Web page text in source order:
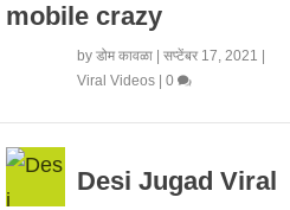
mobile crazy
by डोम कावळा| सप्टेंबर 17, 2021
Viral Videos| 0
Desi Jugad Viral